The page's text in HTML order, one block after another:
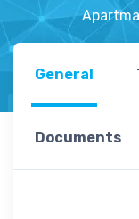
General
Documents